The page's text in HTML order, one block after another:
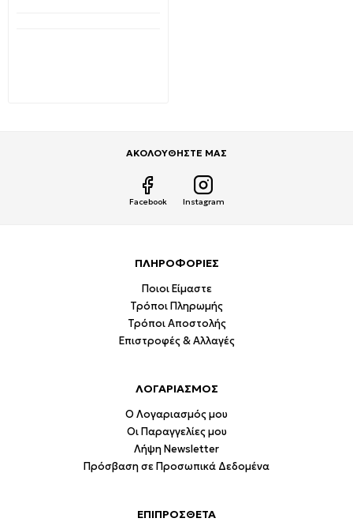
ΑΚΟΛΟΥΘΗΣΤΕ ΜΑΣ
Facebook Instagram
ΠΛΗΡΟΦΟΡΙΕΣ
Ποιοι Είμαστε
Τρόποι Πληρωμής
Τρόποι Αποστολής
Επιστροφές & Αλλαγές
ΛΟΓΑΡΙΑΣΜΟΣ
Ο Λογαριασμός μου
Οι Παραγγελίες μου
Λήψη Newsletter
Πρόσβαση σε Προσωπικά Δεδομένα
ΕΠΙΠΡΟΣΘΕΤΑ